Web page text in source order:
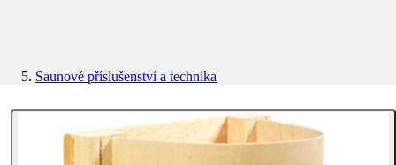
Saunové příslušenství a technika